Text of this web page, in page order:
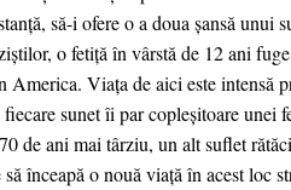
să-i ofere o a doua șansă unui
o fetiță în vârstă de 12 ani
America. Viața de aici este intensă
sunet îi par copleșitoare unei
de ani mai târziu, un alt suflet
înceapă o nouă viață în acest loc